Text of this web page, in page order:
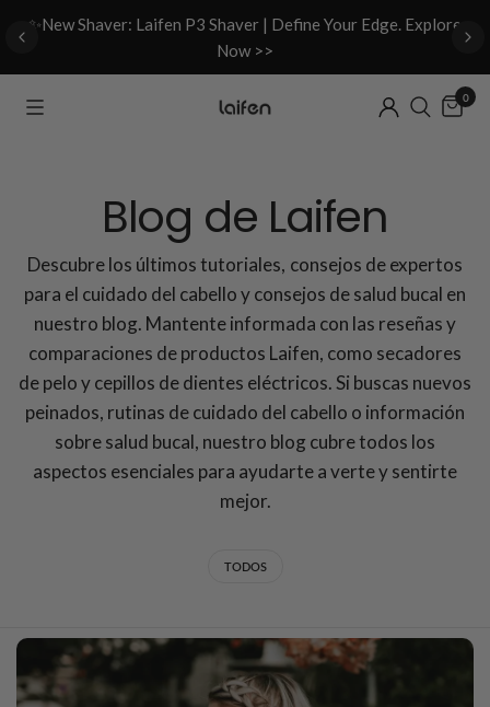
✨New Shaver: Laifen P3 Shaver | Define Your Edge. Explore
Now >>
0
Blog de Laifen
Descubre los últimos tutoriales, consejos de expertos
para el cuidado del cabello y consejos de salud bucal en
nuestro blog. Mantente informada con las reseñas y
comparaciones de productos Laifen, como secadores
de pelo y cepillos de dientes eléctricos. Si buscas nuevos
peinados, rutinas de cuidado del cabello o información
sobre salud bucal, nuestro blog cubre todos los
aspectos esenciales para ayudarte a verte y sentirte
mejor.
TODOS